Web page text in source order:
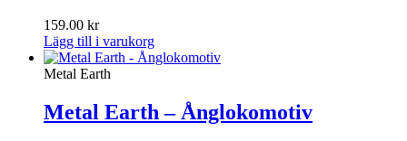
159.00 kr
Lägg till i varukorg
Metal Earth
Metal Earth – Ånglokomotiv